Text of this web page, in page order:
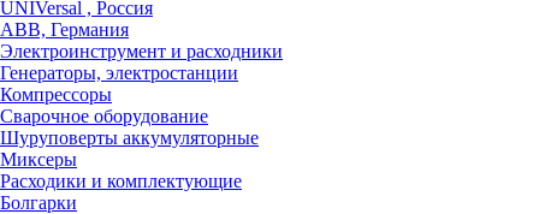
UNIVersal , Россия
ABB, Германия
Электроинструмент и расходники
Генераторы, электростанции
Компрессоры
Сварочное оборудование
Шуруповерты аккумуляторные
Миксеры
Расходики и комплектующие
Болгарки